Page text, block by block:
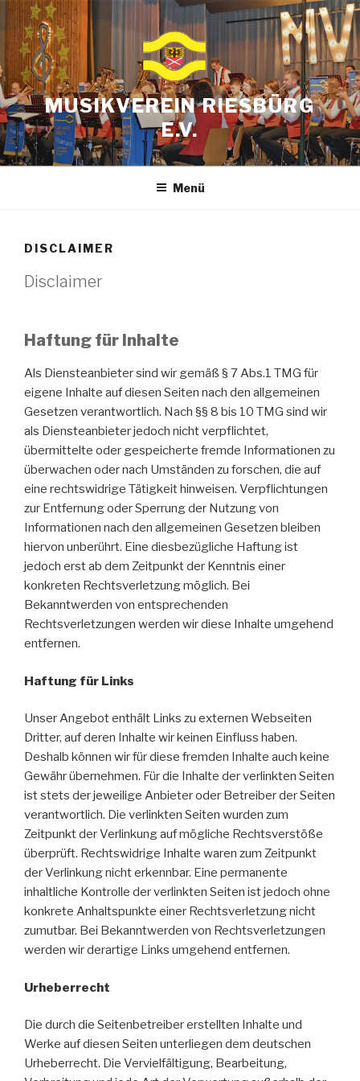
Zum
Inhalt
springen
MUSIKVEREIN RIESBÜRG
E.V.
Menü
DISCLAIMER
Disclaimer
Haftung für Inhalte
Als Diensteanbieter sind wir gemäß § 7 Abs.1 TMG für
eigene Inhalte auf diesen Seiten nach den allgemeinen
Gesetzen verantwortlich. Nach §§ 8 bis 10 TMG sind wir
als Diensteanbieter jedoch nicht verpflichtet,
übermittelte oder gespeicherte fremde Informationen zu
überwachen oder nach Umständen zu forschen, die auf
eine rechtswidrige Tätigkeit hinweisen. Verpflichtungen
zur Entfernung oder Sperrung der Nutzung von
Informationen nach den allgemeinen Gesetzen bleiben
hiervon unberührt. Eine diesbezügliche Haftung ist
jedoch erst ab dem Zeitpunkt der Kenntnis einer
konkreten Rechtsverletzung möglich. Bei
Bekanntwerden von entsprechenden
Rechtsverletzungen werden wir diese Inhalte umgehend
entfernen.
Haftung für Links
Unser Angebot enthält Links zu externen Webseiten
Dritter, auf deren Inhalte wir keinen Einfluss haben.
Deshalb können wir für diese fremden Inhalte auch keine
Gewähr übernehmen. Für die Inhalte der verlinkten Seiten
ist stets der jeweilige Anbieter oder Betreiber der Seiten
verantwortlich. Die verlinkten Seiten wurden zum
Zeitpunkt der Verlinkung auf mögliche Rechtsverstöße
überprüft. Rechtswidrige Inhalte waren zum Zeitpunkt
der Verlinkung nicht erkennbar. Eine permanente
inhaltliche Kontrolle der verlinkten Seiten ist jedoch ohne
konkrete Anhaltspunkte einer Rechtsverletzung nicht
zumutbar. Bei Bekanntwerden von Rechtsverletzungen
werden wir derartige Links umgehend entfernen.
Urheberrecht
Die durch die Seitenbetreiber erstellten Inhalte und
Werke auf diesen Seiten unterliegen dem deutschen
Urheberrecht. Die Vervielfältigung, Bearbeitung,